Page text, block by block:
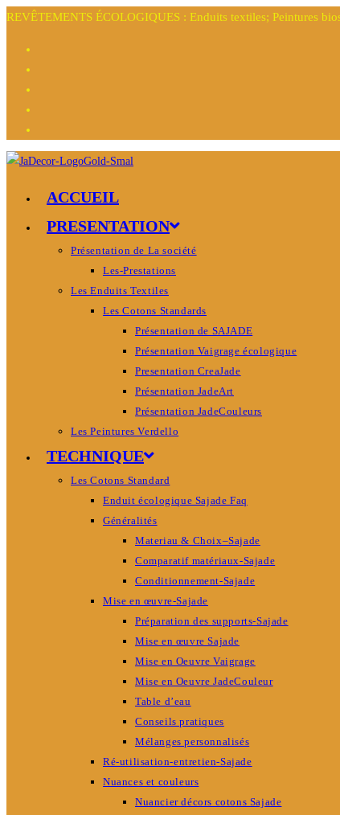
REVÊTEMENTS ÉCOLOGIQUES : Enduits textiles; Peintures
ACCUEIL
PRESENTATION
Présentation de La société
Les-Prestations
Les Enduits Textiles
Les Cotons Standards
Présentation de SAJADE
Présentation Vaigrage écologique
Presentation CreaJade
Présentation JadeArt
Présentation JadeCouleurs
Les Peintures Verdello
TECHNIQUE
Les Cotons Standard
Enduit écologique Sajade Faq
Généralités
Materiau & Choix–Sajade
Comparatif matériaux-Sajade
Conditionnement-Sajade
Mise en œuvre-Sajade
Préparation des supports-Sajade
Mise en œuvre Sajade
Mise en Oeuvre Vaigrage
Mise en Oeuvre JadeCouleur
Table d’eau
Conseils pratiques
Mélanges personnalisés
Ré-utilisation-entretien-Sajade
Nuances et couleurs
Nuancier décors cotons Sajade